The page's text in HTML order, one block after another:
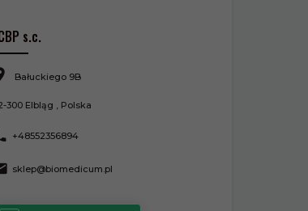
s.c.
Bałuckiego 9B
300 Elbląg , Polska
+48552356894
sklep@biomedicum.pl